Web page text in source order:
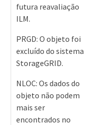
futura reavaliação
ILM.
PRGD: O objeto foi
excluído do sistema
StorageGRID.
NLOC: Os dados do
objeto não podem
mais ser
encontrados no